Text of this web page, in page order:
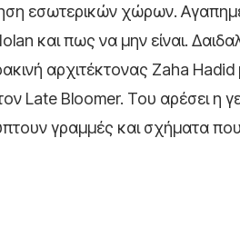
εσωτερικών χώρων.
και πως να μην είναι.
αρχιτέκτονας Zaha
Late Bloomer. Του αρέσει η
γραμμές και σχήματα